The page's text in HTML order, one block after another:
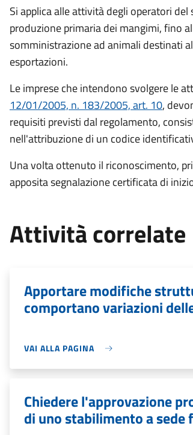
Si applica alle attività degli operatori
produzione primaria dei mangimi, fino
somministrazione ad animali destinati
esportazioni.
Le imprese che intendono svolgere le
12/01/2005, n. 183/2005, art. 10,
requisiti previsti dal regolamento,
nell'attribuzione di un codice
Una volta ottenuto il riconoscimento,
apposita segnalazione certificata di
Attività correlate
Apportare modifiche
comportano variazioni
VAI ALLA PAGINA
Chiedere l'approvazione
di uno stabilimento a sede